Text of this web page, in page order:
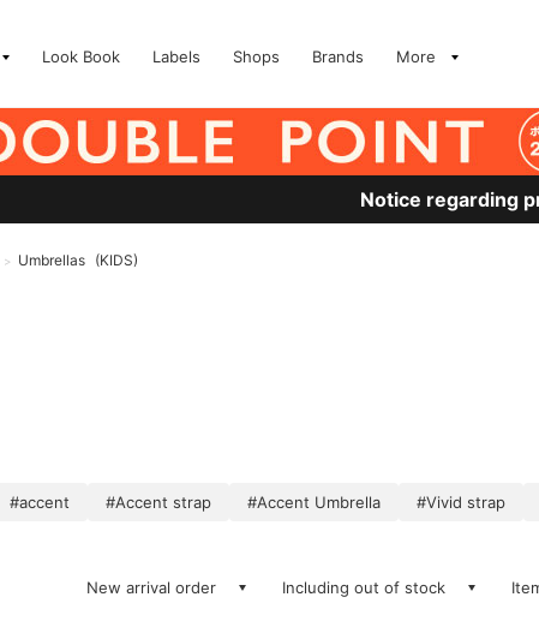
Look Book Labels Shops Brands More
Notice regarding
> Umbrellas (KIDS)
#accent #Accent strap #Accent Umbrella #Vivid strap
New arrival order Including out of stock